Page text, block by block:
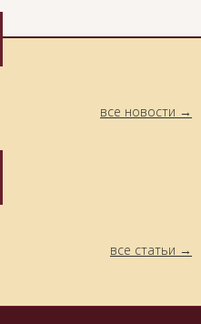
все новости
все статьи